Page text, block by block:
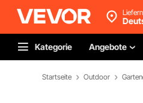
Kategorie Angebote
Startseite Outdoor